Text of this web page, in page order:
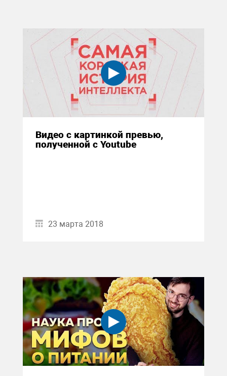
Видео с картинкой превью,
полученной с Youtube
23 марта 2018